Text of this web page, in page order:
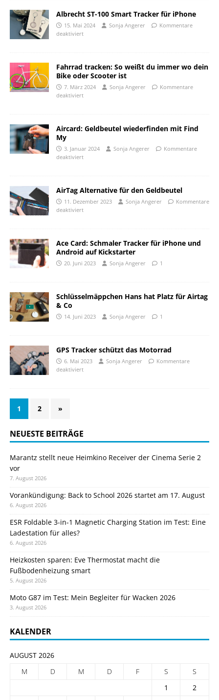
Albrecht ST-100 Smart Tracker für iPhone
15. Mai 2024 Sonja Angerer
Kommentare
deaktiviert
Fahrrad tracken: So weißt du immer wo dein
Bike oder Scooter ist
7. März 2024 Sonja Angerer
Kommentare
deaktiviert
Aircard: Geldbeutel wiederfinden mit Find
My
3. Januar 2024 Sonja Angerer
Kommentare
deaktiviert
AirTag Alternative für den Geldbeutel
11. Dezember 2023 Sonja Angerer
Kommentare
deaktiviert
Ace Card: Schmaler Tracker für iPhone und
Android auf Kickstarter
20. Juni 2023 Sonja Angerer 1
Schlüsselmäppchen Hans hat Platz für Airtag
& Co
14. Juni 2023 Sonja Angerer 1
GPS Tracker schützt das Motorrad
6. Mai 2023 Sonja Angerer
Kommentare
deaktiviert
1 2 »
NEUESTE BEITRÄGE
Marantz stellt neue Heimkino Receiver der Cinema Serie 2
vor
7. August 2026
Vorankündigung: Back to School 2026 startet am 17. August
6. August 2026
ESR Foldable 3-in-1 Magnetic Charging Station im Test: Eine
Ladestation für alles?
6. August 2026
Heizkosten sparen: Eve Thermostat macht die
Fußbodenheizung smart
5. August 2026
Moto G87 im Test: Mein Begleiter für Wacken 2026
3. August 2026
KALENDER
AUGUST 2026
M
D M D F S
S
1
2